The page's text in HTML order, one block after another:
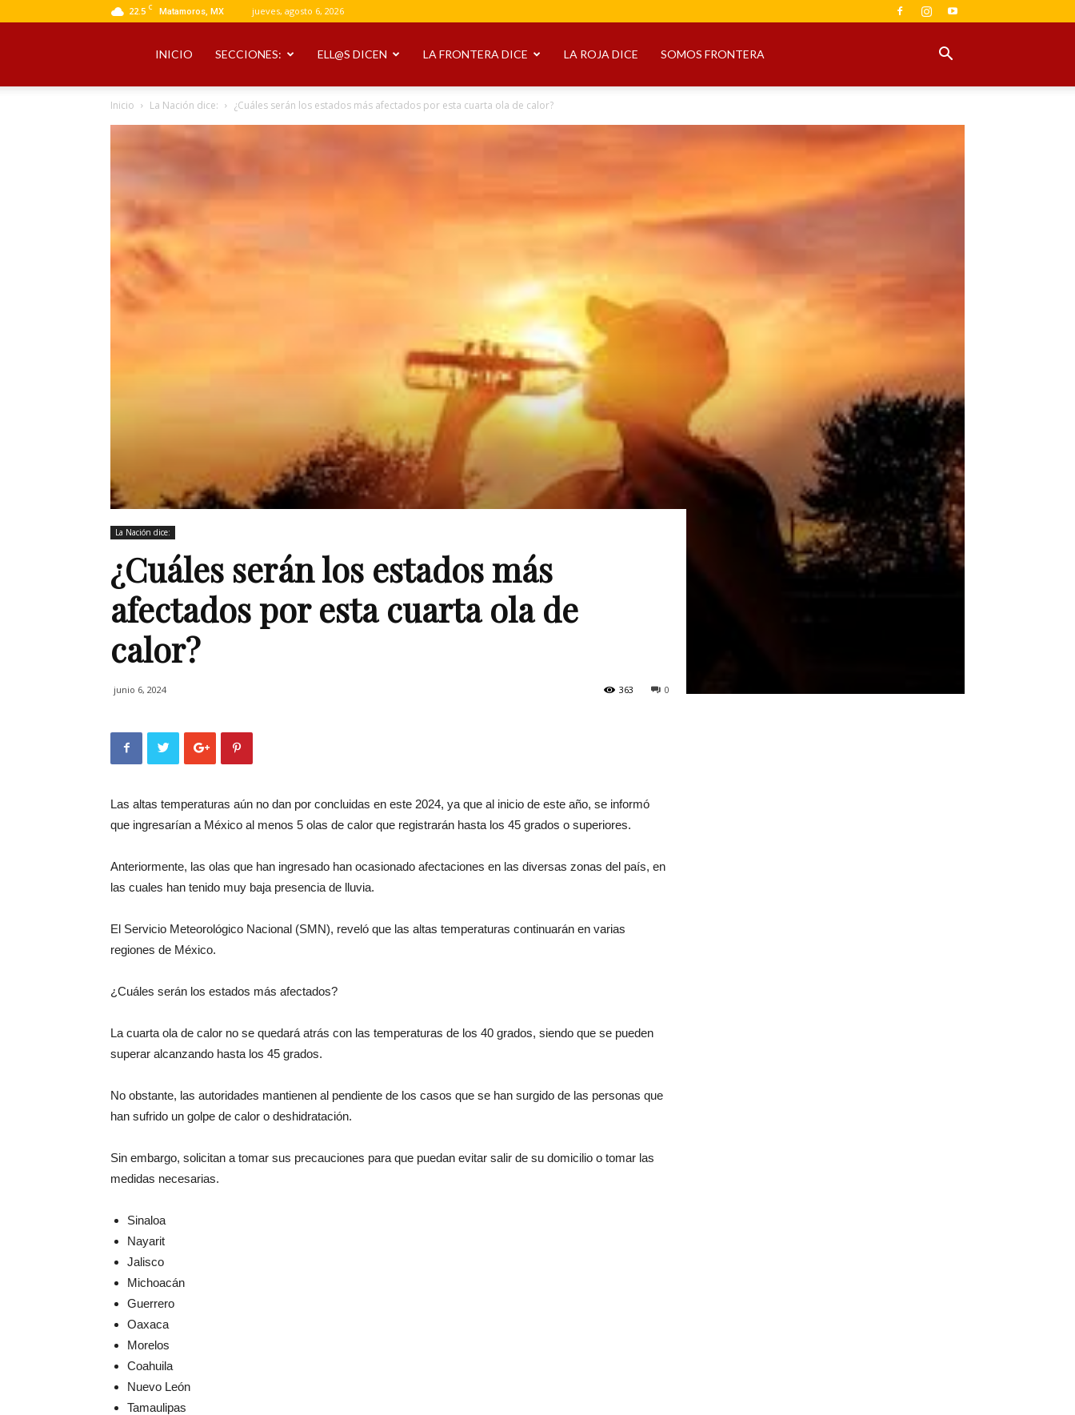
22.5 C Matamoros, MX jueves, agosto 6, 2026
INICIO SECCIONES: ELL@S DICEN LA FRONTERA DICE LA ROJA DICE SOMOS FRONTERA
Inicio La Nación dice: ¿Cuáles serán los estados más afectados por esta cuarta ola de calor?
La Nación dice:
¿Cuáles serán los estados más
afectados por esta cuarta ola de
calor?
junio 6, 2024 0
363
Las altas temperaturas aún no dan por concluidas en este 2024, ya que al inicio de este año, se informó
que ingresarían a México al menos 5 olas de calor que registrarán hasta los 45 grados o superiores.
Anteriormente, las olas que han ingresado han ocasionado afectaciones en las diversas zonas del país, en
las cuales han tenido muy baja presencia de lluvia.
El Servicio Meteorológico Nacional (SMN), reveló que las altas temperaturas continuarán en varias
regiones de México.
¿Cuáles serán los estados más afectados?
La cuarta ola de calor no se quedará atrás con las temperaturas de los 40 grados, siendo que se pueden
superar alcanzando hasta los 45 grados.
No obstante, las autoridades mantienen al pendiente de los casos que se han surgido de las personas que
han sufrido un golpe de calor o deshidratación.
Sin embargo, solicitan a tomar sus precauciones para que puedan evitar salir de su domicilio o tomar las
medidas necesarias.
Sinaloa
Nayarit
Jalisco
Michoacán
Guerrero
Oaxaca
Morelos
Coahuila
Nuevo León
Tamaulipas